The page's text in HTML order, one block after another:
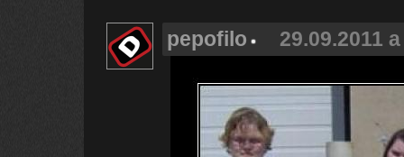
pepofilo 29.09.2011